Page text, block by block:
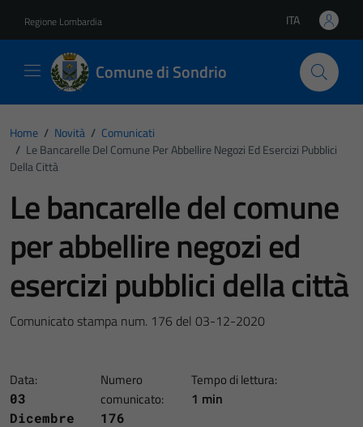
Regione Lombardia Lingua attiva:
ITA
Comune di Sondrio
Home / Novità / Comunicati
/ Le Bancarelle Del Comune Per Abbellire Negozi Ed Esercizi Pubblici
Della Città
Le bancarelle del comune
per abbellire negozi ed
esercizi pubblici della città
Comunicato stampa num. 176 del 03-12-2020
Data:
03
Dicembre
Numero
comunicato:
176
Tempo di lettura:
1 min